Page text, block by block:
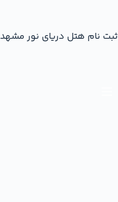
ثبت نام هتل دریای نور مشهد